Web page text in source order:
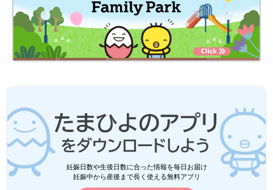
妊娠日数や生後日数に合った情報を毎日お届け
妊娠中から産後まで長く使える無料アプリ